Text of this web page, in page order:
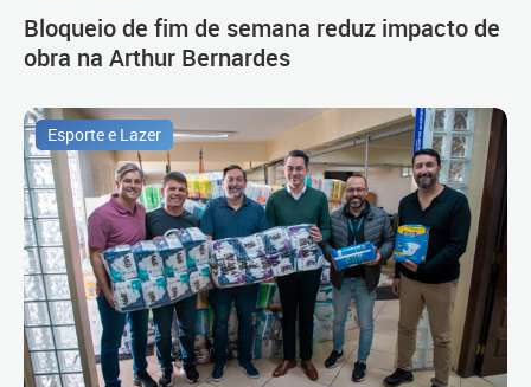
Bloqueio de fim de semana reduz impacto de
obra na Arthur Bernardes
Esporte e Lazer